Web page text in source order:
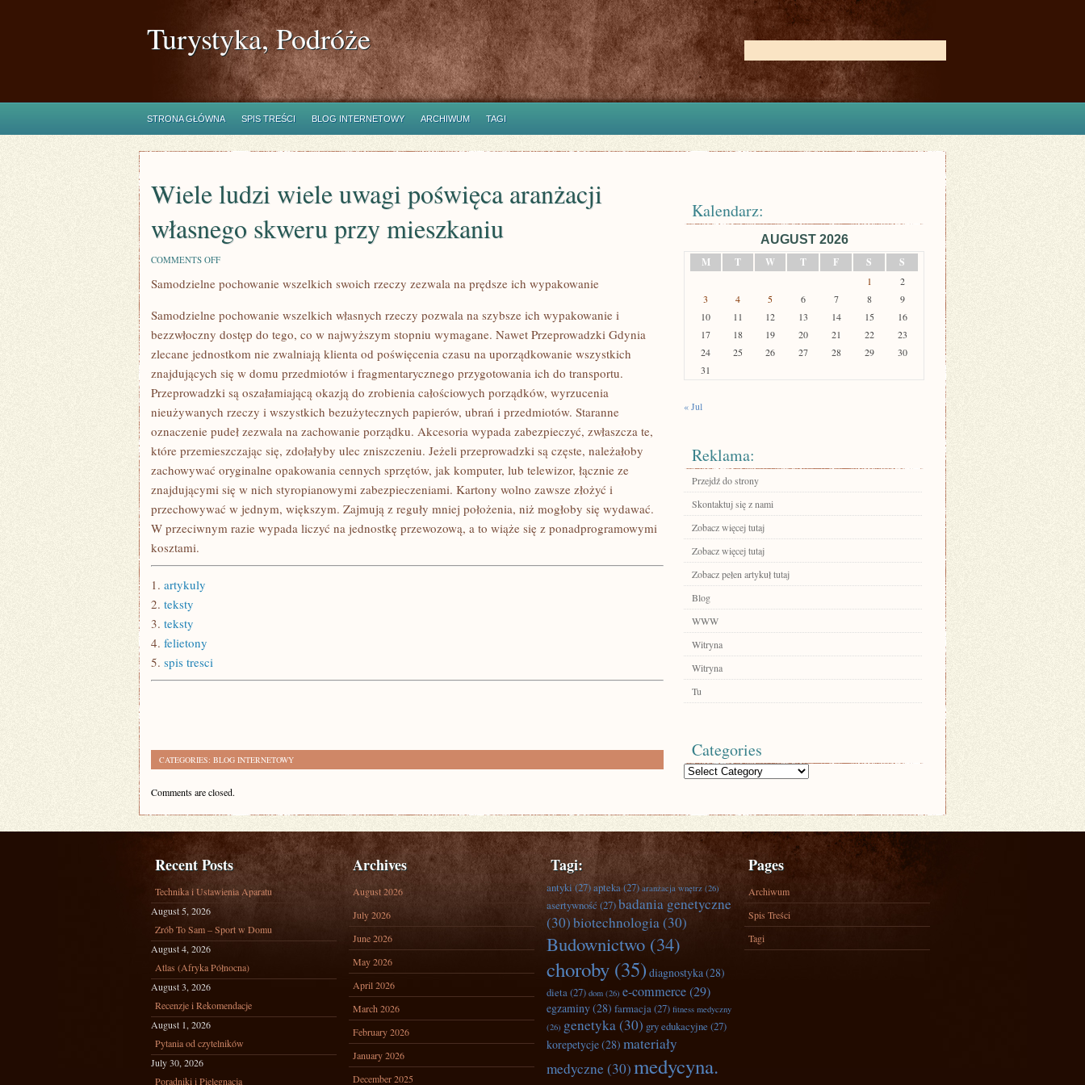
Turystyka, Podróże
STRONA GŁÓWNA SPIS TREŚCI BLOG INTERNETOWY ARCHIWUM TAGI
Wiele ludzi wiele uwagi poświęca aranżacji
własnego skweru przy mieszkaniu
COMMENTS OFFON
LUDZI
POŚWIĘCA
ARANŻACJI
WŁASNEGO
SKWERU
PRZY
MIESZKANIU
Samodzielne pochowanie wszelkich swoich rzeczy zezwala na prędsze ich wypakowanie
Samodzielne pochowanie wszelkich własnych rzeczy pozwala na szybsze ich wypakowanie i
bezzwłoczny dostęp do tego, co w najwyższym stopniu wymagane. Nawet Przeprowadzki Gdynia
zlecane jednostkom nie zwalniają klienta od poświęcenia czasu na uporządkowanie wszystkich
znajdujących się w domu przedmiotów i fragmentarycznego przygotowania ich do transportu.
Przeprowadzki są oszałamiającą okazją do zrobienia całościowych porządków, wyrzucenia
nieużywanych rzeczy i wszystkich bezużytecznych papierów, ubrań i przedmiotów. Staranne
oznaczenie pudeł zezwala na zachowanie porządku. Akcesoria wypada zabezpieczyć, zwłaszcza te,
które przemieszczając się, zdołałyby ulec zniszczeniu. Jeżeli przeprowadzki są częste, należałoby
zachowywać oryginalne opakowania cennych sprzętów, jak komputer, lub telewizor, łącznie ze
znajdującymi się w nich styropianowymi zabezpieczeniami. Kartony wolno zawsze złożyć i
przechowywać w jednym, większym. Zajmują z reguły mniej położenia, niż mogłoby się wydawać.
W przeciwnym razie wypada liczyć na jednostkę przewozową, a to wiąże się z ponadprogramowymi
kosztami.
1. artykuly
2. teksty
3. teksty
4. felietony
5. spis tresci
CATEGORIES: BLOG INTERNETOWY
Comments are closed.
Kalendarz:
AUGUST 2026
M
T W T F S S
1
2
3
4 5 6 7 8
9
10
11 12 13 14 15
16
17
18 19 20 21 22
23
24
25 26 27 28 29
30
31
« Jul
Reklama:
Przejdź do strony
Skontaktuj się z nami
Zobacz więcej tutaj
Zobacz więcej tutaj
Zobacz pełen artykuł tutaj
Blog
WWW
Witryna
Witryna
Tu
Categories
Categories
Recent Posts
Technika i Ustawienia Aparatu
August 5, 2026
Zrób To Sam – Sport w Domu
August 4, 2026
Atlas (Afryka Północna)
August 3, 2026
Recenzje i Rekomendacje
August 1, 2026
Pytania od czytelników
July 30, 2026
Poradniki i Pielęgnacja
Archives
August 2026
July 2026
June 2026
May 2026
April 2026
March 2026
February 2026
January 2026
December 2025
Tagi:
antyki(27)apteka(27) aranżacja wnętrz (26)
asertywność (27)badania genetyczne
(30)biotechnologia(30)
Budownictwo (34)
choroby (35) diagnostyka(28)
dieta(27) dom (26) e-commerce(29)
egzaminy(28) farmacja(27) fitness medyczny
(26) genetyka(30) gry edukacyjne (27)
korepetycje(28) materiały
medyczne (30)medycyna.
Pages
Archiwum
Spis Treści
Tagi